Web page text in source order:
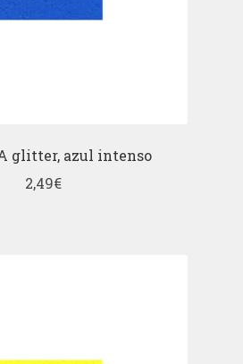
glitter, azul intenso
2,49€